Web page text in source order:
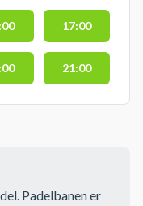
17:00
21:00
Padelbanen er